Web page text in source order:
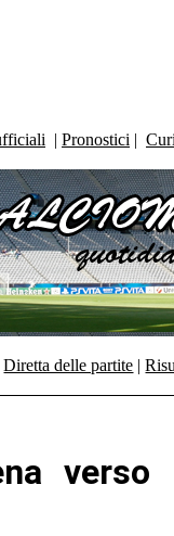
| Pronostici |
Diretta delle partite |